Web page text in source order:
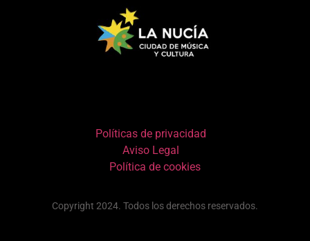
Políticas de privacidad
Aviso Legal
Política de cookies
Copyright 2024. Todos los derechos reservados.